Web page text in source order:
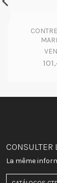
CONSULTER
La même